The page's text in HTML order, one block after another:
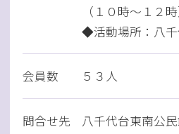
（１０時～１２時
◆活動場所：八
会員数 ５３人
問合せ先
八千代台東南公